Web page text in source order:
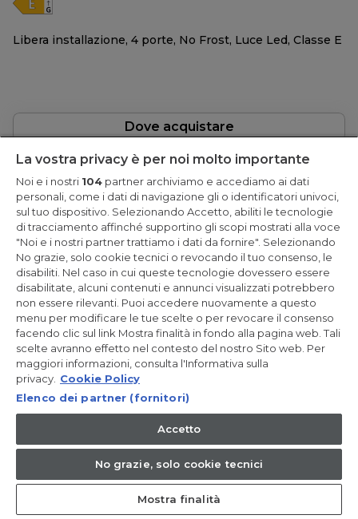
Libera installazione, 4 porte, No Frost, Luce Led, Classe E
Dove acquistare
FD 70 Serie 7
HFR7720DWMP
La vostra privacy è per noi molto importante
Noi e i nostri 104 partner archiviamo e accediamo ai dati
personali, come i dati di navigazione gli o identificatori univoci,
sul tuo dispositivo. Selezionando Accetto, abiliti le tecnologie
di tracciamento affinché supportino gli scopi mostrati alla voce
"Noi e i nostri partner trattiamo i dati da fornire". Selezionando
No grazie, solo cookie tecnici o revocando il tuo consenso, le
disabiliti. Nel caso in cui queste tecnologie dovessero essere
disabilitate, alcuni contenuti e annunci visualizzati potrebbero
non essere rilevanti. Puoi accedere nuovamente a questo
menu per modificare le tue scelte o per revocare il consenso
facendo clic sul link Mostra finalità in fondo alla pagina web. Tali
scelte avranno effetto nel contesto del nostro Sito web. Per
maggiori informazioni, consulta l'Informativa sulla
privacy. Cookie Policy
Elenco dei partner (fornitori)
Accetto
No grazie, solo cookie tecnici
Mostra finalità